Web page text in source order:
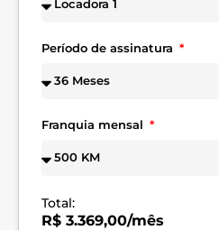
Período de assinatura
Franquia mensal
Total:
R$ 3.369,00/mês